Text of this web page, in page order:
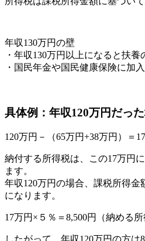
年収130万円の壁
・年収130万円以上になると扶養
・国民年金や国民健康保険に加
具体例：年収120万円だっ
120万円－（65万円+38万円）＝
納付する所得税は、この17万円
ます。
年収120万円の場合、課税所得金
になります。
17万円×５％＝8,500円（納める所